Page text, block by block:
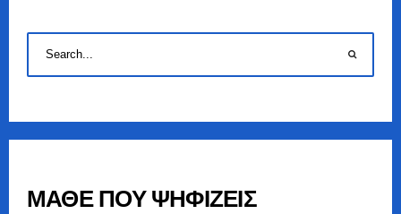
ΜΑΘΕ ΠΟΥ ΨΗΦΙΖΕΙΣ